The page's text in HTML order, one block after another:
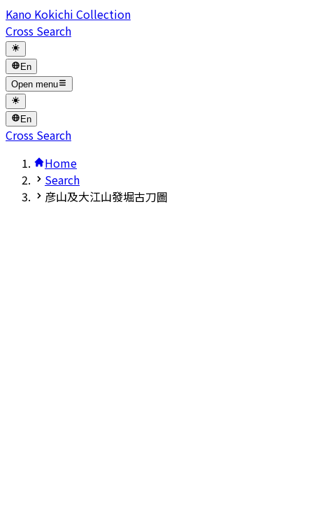
Kano Kokichi Collection
Cross Search
En
Open menu
En
Cross Search
Home
Search
彦山及大江山發堀古刀圖